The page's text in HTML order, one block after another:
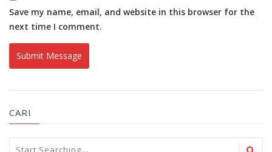
Save my name, email, and website in this browser for the
next time I comment.
CARI